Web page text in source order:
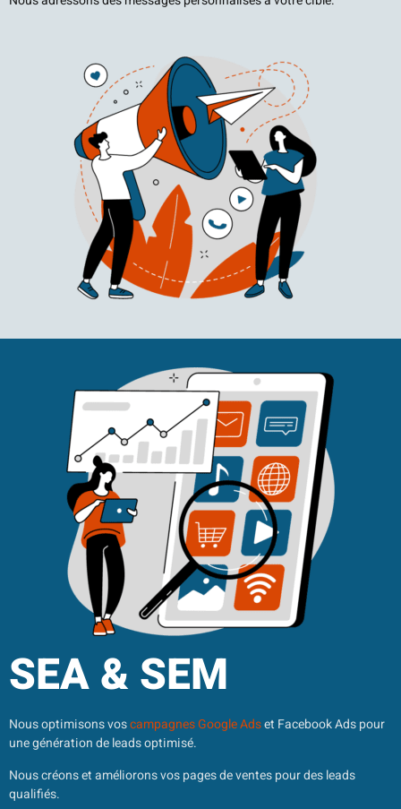
SEA & SEM​
Nous optimisons voscampagnes Google Adset Facebook Ads pour
une génération de leads optimisé.
Nous créons et améliorons vos pages de ventes pour des leads
qualifiés.